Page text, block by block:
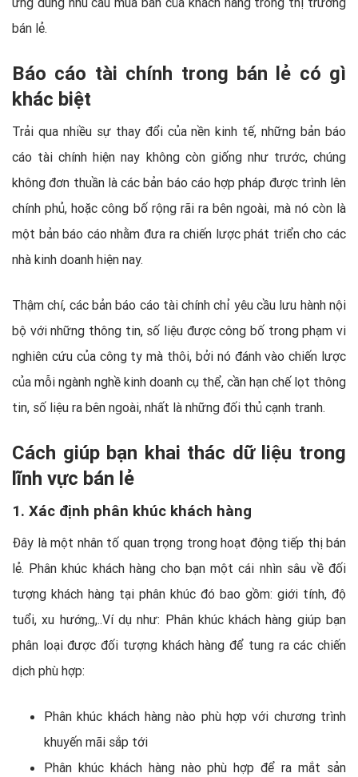
bán lẻ.
Báo cáo tài chính trong bán lẻ có gì
khác biệt
Trải qua nhiều sự thay đổi của nền kinh tế, những bản báo
cáo tài chính hiện nay không còn giống như trước, chúng
không đơn thuần là các bản báo cáo hợp pháp được trình lên
chính phủ, hoặc công bố rộng rãi ra bên ngoài, mà nó còn là
một bản báo cáo nhằm đưa ra chiến lược phát triển cho các
nhà kinh doanh hiện nay.
Thậm chí, các bản báo cáo tài chính chỉ yêu cầu lưu hành nội
bộ với những thông tin, số liệu được công bố trong phạm vi
nghiên cứu của công ty mà thôi, bởi nó đánh vào chiến lược
của mỗi ngành nghề kinh doanh cụ thể, cần hạn chế lọt thông
tin, số liệu ra bên ngoài, nhất là những đối thủ cạnh tranh.
Cách giúp bạn khai thác dữ liệu trong
lĩnh vực bán lẻ
1. Xác định phân khúc khách hàng
Đây là một nhân tố quan trọng trong hoạt động tiếp thị bán
lẻ. Phân khúc khách hàng cho bạn một cái nhìn sâu về đối
tượng khách hàng tại phân khúc đó bao gồm: giới tính, độ
tuổi, xu hướng,..Ví dụ như: Phân khúc khách hàng giúp bạn
phân loại được đối tượng khách hàng để tung ra các chiến
dịch phù hợp:
Phân khúc khách hàng nào phù hợp với chương trình
khuyến mãi sắp tới
Phân khúc khách hàng nào phù hợp để ra mắt sản